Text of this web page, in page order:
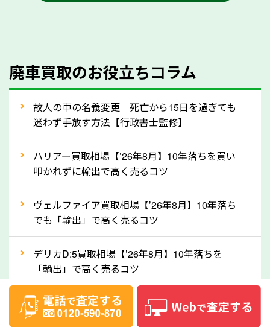
人気の車種は廃車の状態でも、高価買取が可能です。
産車は高く買取が可能です。「廃車＝買取できない」
なら廃車の車も適正価格で買取できます。他社で買取
拒否となった車も価格がつく可能性があるので、諦め
ずに鳥取県の「ソコカラ」にご相談ください。古い車
でも高価買取が可能なケースは珍しくないため、まず
はWebで簡単にできる無料査定をお試しください。
実績」で確認できます。
⑤車内の簡単な清掃で買取価格アップも！
しばらく乗っていない車は、車内のシートや座席の下
が汚れていることも多いです。シミや汚れが付着して
廃車買取のお役立ちコラム
故人の車の名義変更｜死亡から15日を過ぎても
迷わず手放す方法【行政書士監修】
ハリアー買取相場【’26年8月】10年落ちを買い
叩かれずに輸出で高く売るコツ
ヴェルファイア買取相場【’26年8月】10年落ち
でも「輸出」で高く売るコツ
デリカD:5買取相場【’26年8月】10年落ちを
「輸出」で高く売るコツ
【2026年8月】車査定は個人情報なし・電話な
し！登録不要で相場がわかるシミュレーション